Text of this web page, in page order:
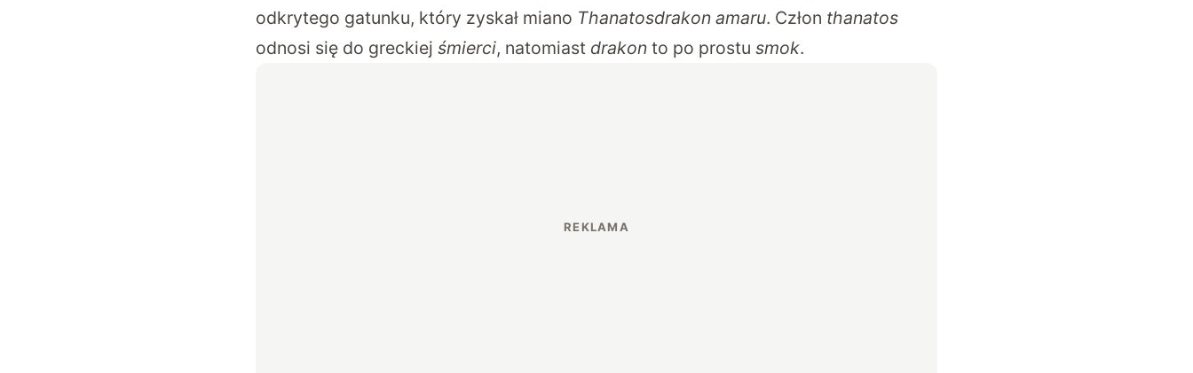
odkrytego gatunku, który zyskał miano Thanatosdrakon amaru. Człon thanatos
odnosi się do greckiej śmierci, natomiast drakon to po prostu smok.